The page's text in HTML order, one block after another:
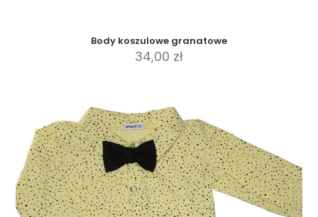
Body koszulowe granatowe
34,00 zł
wiele
wariantów.
Opcje
można
wybrać
na
stronie
produktu